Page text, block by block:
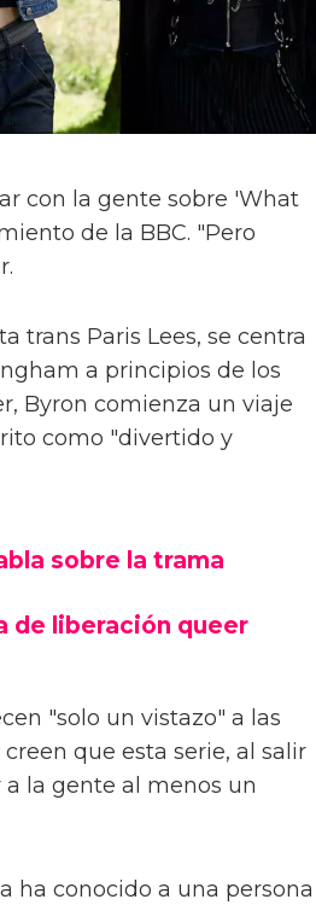
con la gente sobre 'What
de la BBC. "Pero
trans Paris Lees, se centra
a principios de los
Byron comienza un viaje
como "divertido y
sobre la trama
de liberación queer
"solo un vistazo" a las
que esta serie, al salir
la gente al menos un
ha conocido a una persona